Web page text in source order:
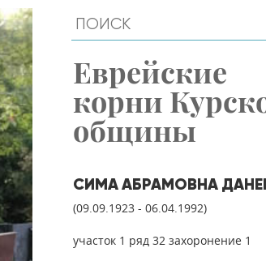
Еврейские
корни
общины
СИМА АБРАМОВНА
(09.09.1923 - 06.04.1992)
участок 1 ряд 32 захоронение 1